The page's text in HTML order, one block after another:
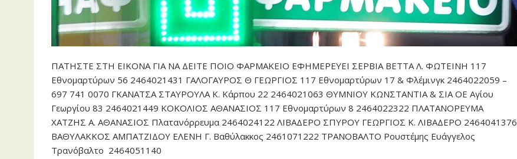
ΠΑΤΗΣΤΕ ΣΤΗ ΕΙΚΟΝΑ ΓΙΑ ΝΑ ΔΕΙΤΕ ΠΟΙΟ ΦΑΡΜΑΚΕΙΟ ΕΦΗΜΕΡΕΥΕΙ ΣΕΡΒΙΑ ΒΕΤΤΑ Λ. ΦΩΤΕΙΝΗ 117
Εθνομαρτύρων 56 2464021431 ΓΑΛΟΓΑΥΡΟΣ Θ ΓΕΩΡΓΙΟΣ 117 Εθνομαρτύρων 17 & Φλέμινγκ 2464022059 –
697 741 0070 ΓΚΑΝΑΤΣΑ ΣΤΑΥΡΟΥΛΑ Κ. Κάρπου 22 2464021063 ΘΥΜΝΙΟΥ ΚΩΝΣΤΑΝΤΙΑ & ΣΙΑ ΟΕ Αγίου
Γεωργίου 83 2464021449 ΚΟΚΟΛΙΟΣ ΑΘΑΝΑΣΙΟΣ 117 Εθνομαρτύρων 8 2464022322 ΠΛΑΤΑΝΟΡΕΥΜΑ
ΧΑΤΖΗΣ Α. ΑΘΑΝΑΣΙΟΣ Πλατανόρρευμα 2464024122 ΛΙΒΑΔΕΡΟ ΣΠΥΡΟΥ ΓΕΩΡΓΙΟΣ Κ. ΛΙΒΑΔΕΡΟ 2464041376
ΒΑΘΥΛΑΚΚΟΣ ΑΜΠΑΤΖΙΔΟΥ ΕΛΕΝΗ Γ. Βαθύλακκος 2461071222 ΤΡΑΝΟΒΑΛΤΟ Ρουστέμης Ευάγγελος
Τρανόβαλτο 2464051140